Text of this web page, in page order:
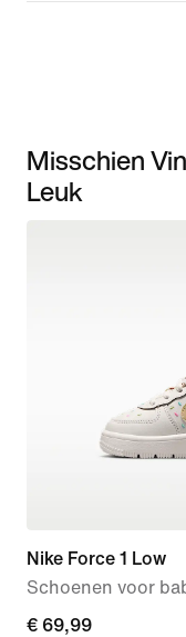
Misschien
Leuk
Nike Force 1 Low
Schoenen voor
€ 69,99
€ 69,99